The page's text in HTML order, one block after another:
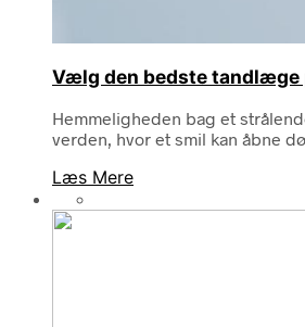
Vælg den bedste tandlæge
Hemmeligheden bag et
verden, hvor et smil kan åbne
Læs Mere